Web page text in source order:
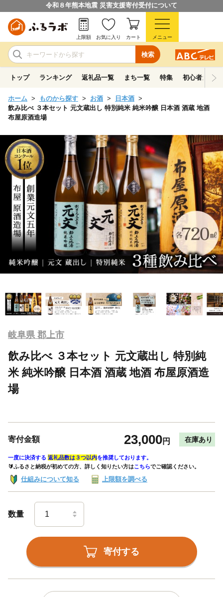
令和８年熊本地震 災害支援寄付受付について
検索
上限額 お気に入り カート メニュー
トップ ランキング 返礼品一覧 まち一覧 特集 初心者ガイド
ホーム ものから探す お酒
日本酒
飲み比べ ３本セット 元文蔵出し 特別純米 純米吟醸 日本酒 酒蔵 地酒
布屋原酒造場
岐阜県 郡上市
飲み比べ ３本セット 元文蔵出し 特別純
米 純米吟醸 日本酒 酒蔵 地酒 布屋原酒造
場
寄付金額 23,000円 在庫あり
一度に決済する 返礼品数は３つ以内を推奨しております。
🔰ふるさと納税が初めての方、詳しく知りたい方はこちらでご確認ください。
仕組みについて知る 上限額を調べる
数量
寄付する